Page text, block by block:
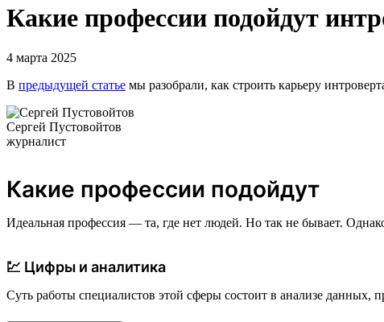
Какие профессии подойдут
4 марта 2025
В предыдущей статье мы разобрали, как строить карьеру
Сергей Пустовойтов
журналист
Какие профессии подойдут
Идеальная профессия — та, где нет людей. Но так не бывает.
💹 Цифры и аналитика
Суть работы специалистов этой сферы состоит в анализе данных,